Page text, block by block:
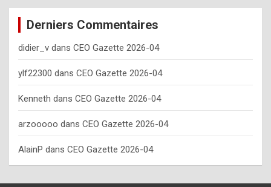
e
y
o
u
s
h
o
Derniers Commentaires
didier_v dans CEO Gazette 2026-04
ylf22300 dans CEO Gazette 2026-04
Kenneth dans CEO Gazette 2026-04
arzooooo dans CEO Gazette 2026-04
AlainP dans CEO Gazette 2026-04